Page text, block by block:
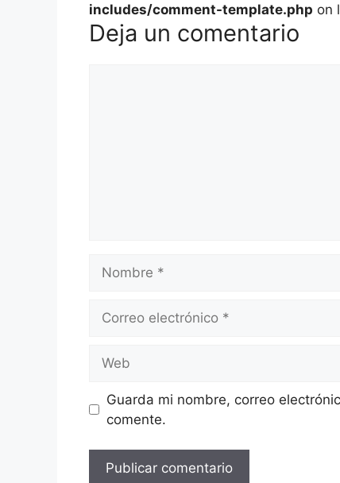
includes/comment-template.php on
Deja un comentario
electrónico
Guarda mi nombre, correo
comente.